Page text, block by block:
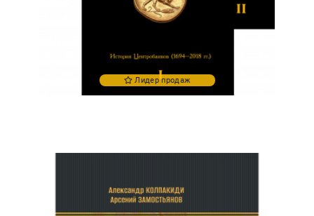
Лидер продаж